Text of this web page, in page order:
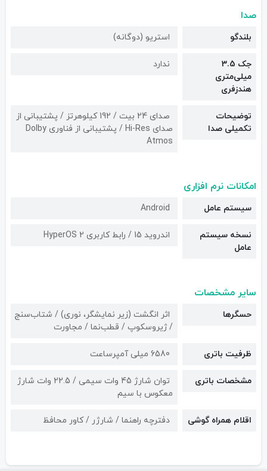
صدا
بلندگو استریو (دوگانه)
جک 3.5
میلی‌متری
هندزفری
ندارد
توضیحات
تکمیلی صدا
صدای 24 بیت / 192 کیلوهرتز / پشتیبانی از
صدای Hi-Res / پشتیبانی از فناوری Dolby
Atmos
امکانات نرم افزاری
سیستم عامل Android
نسخه سیستم
عامل
اندروید 15 / رابط کاربری HyperOS 2
سایر مشخصات
حسگرها
اثر انگشت (زیر نمایشگر، نوری) / شتاب‌سنج
/ ژیروسکوپ / قطب‌نما / مجاورت
ظرفیت باتری 6580 میلی آمپرساعت
مشخصات باتری
توان شارژ 45 وات سیمی / 22.5 وات شارژ
معکوس با سیم
اقلام همراه گوشی دفترچه راهنما / شارژر / کاور محافظ